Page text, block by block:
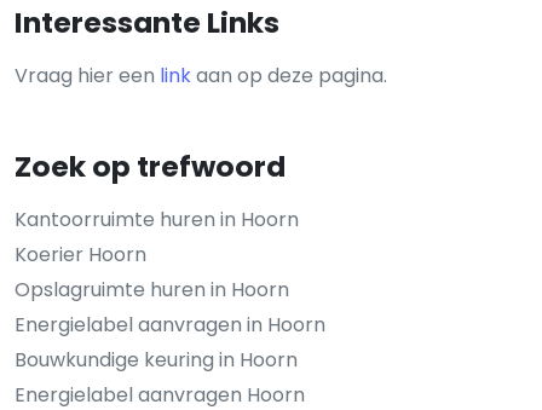
Interessante Links
Vraag hier een linkaan op deze pagina.
Zoek op trefwoord
Kantoorruimte huren in Hoorn
Koerier Hoorn
Opslagruimte huren in Hoorn
Energielabel aanvragen in Hoorn
Bouwkundige keuring in Hoorn
Energielabel aanvragen Hoorn